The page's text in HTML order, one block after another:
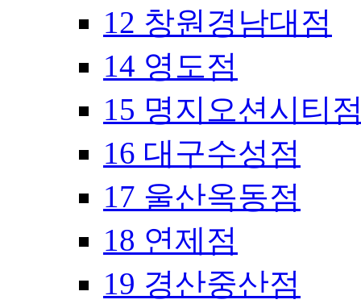
12 창원경남대점
14 영도점
15 명지오션시티
16 대구수성점
17 울산옥동점
18 연제점
19 경산중산점